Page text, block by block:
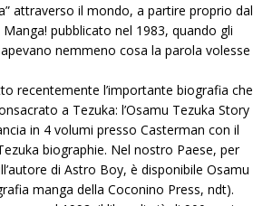
attraverso il mondo, a partire proprio dal
pubblicato nel 1983, quando gli
nemmeno cosa la parola volesse
recentemente l’importante biografia che
a Tezuka: l’Osamu Tezuka Story
in 4 volumi presso Casterman con il
biographie. Nel nostro Paese, per
di Astro Boy, è disponibile Osamu
manga della Coconino Press, ndt).